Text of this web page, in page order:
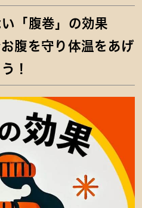
「腹巻」の効果
腹を守り体温をあげ
！